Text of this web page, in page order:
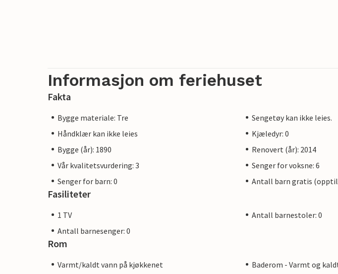
Informasjon om feriehuset
Fakta
Bygge materiale: Tre
Sengetøy kan ikke leies.
Håndklær kan ikke leies
Kjæledyr: 0
Bygge (år): 1890
Renovert (år): 2014
Vår kvalitetsvurdering: 3
Senger for voksne: 6
Senger for barn: 0
Antall barn gratis (opptil
Fasiliteter
1 TV
Antall barnestoler: 0
Antall barnesenger: 0
Rom
Varmt/kaldt vann på kjøkkenet
Baderom - Varmt og